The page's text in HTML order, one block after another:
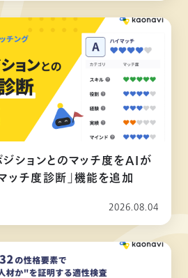
ジションとのマッチ度をAIが
ッチ度診断」機能を追加
2026.08.04